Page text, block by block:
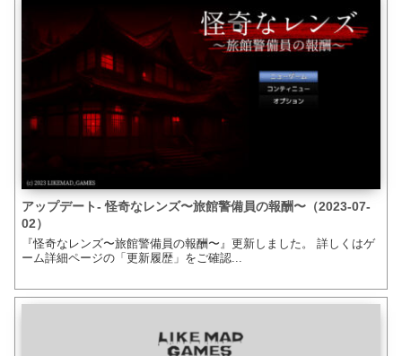
アップデート- 怪奇なレンズ〜旅館警備員の報酬〜（2023-07-
02）
『怪奇なレンズ〜旅館警備員の報酬〜』更新しました。 詳しくはゲ
ーム詳細ページの「更新履歴」をご確認...